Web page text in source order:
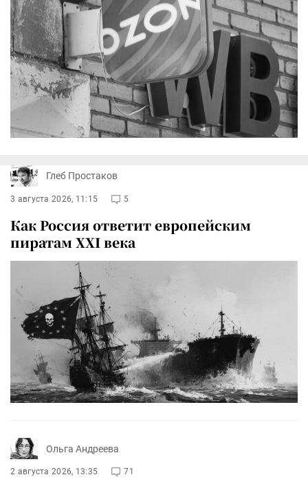
Глеб Простаков
3 августа 2026, 11:15 5
Как Россия ответит европейским
пиратам XXI века
Ольга Андреева
2 августа 2026, 13:35 71